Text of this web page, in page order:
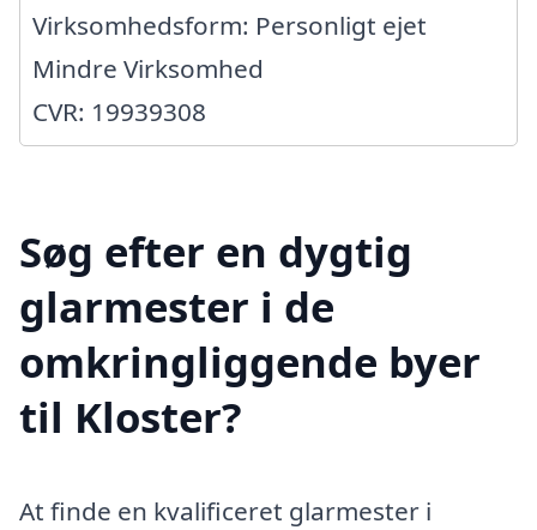
Virksomhedsform: Personligt ejet
Mindre Virksomhed
CVR: 19939308
Søg efter en dygtig
glarmester i de
omkringliggende byer
til Kloster?
At finde en kvalificeret glarmester i